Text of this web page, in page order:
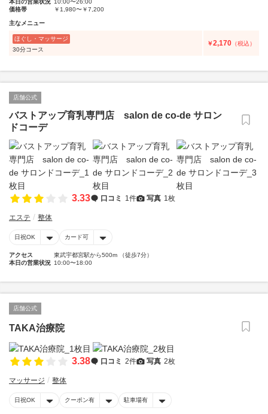
本日の営業状況 10:00〜26:00
価格帯
￥1,980〜￥7,200
主なメニュー
ほぐし・マッサージ
30分コース
￥2,170 （税込）
店舗公式
バストアップ育乳専門店 salon de co-de サロン
ドコーデ
3.33 口コミ 1件 写真 1枚
エステ 整体
日祝OK カード可
アクセス
東武宇都宮駅から500m （徒歩7分）
本日の営業状況 10:00〜18:00
店舗公式
TAKA治療院
3.38 口コミ 2件 写真 2枚
マッサージ 整体
日祝OK クーポン有 駐車場有